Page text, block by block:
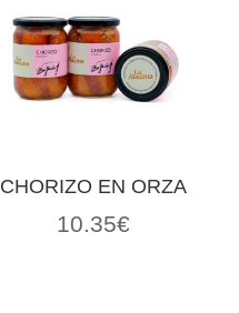
CHORIZO EN ORZA
10.35€